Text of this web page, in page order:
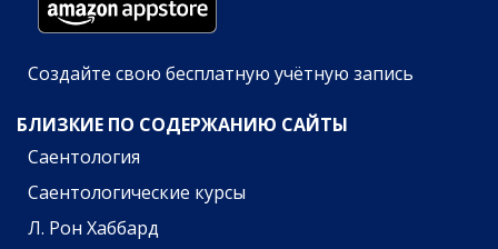
Создайте свою бесплатную учётную запись
БЛИЗКИЕ ПО СОДЕРЖАНИЮ САЙТЫ
Саентология
Саентологические курсы
Л. Рон Хаббард